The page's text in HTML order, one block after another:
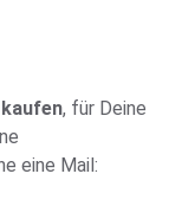
, für Deine
eine Mail: